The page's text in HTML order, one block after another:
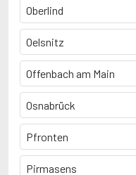
Oberlind
Oelsnitz
Offenbach am Main
Osnabrück
Pfronten
Pirmasens